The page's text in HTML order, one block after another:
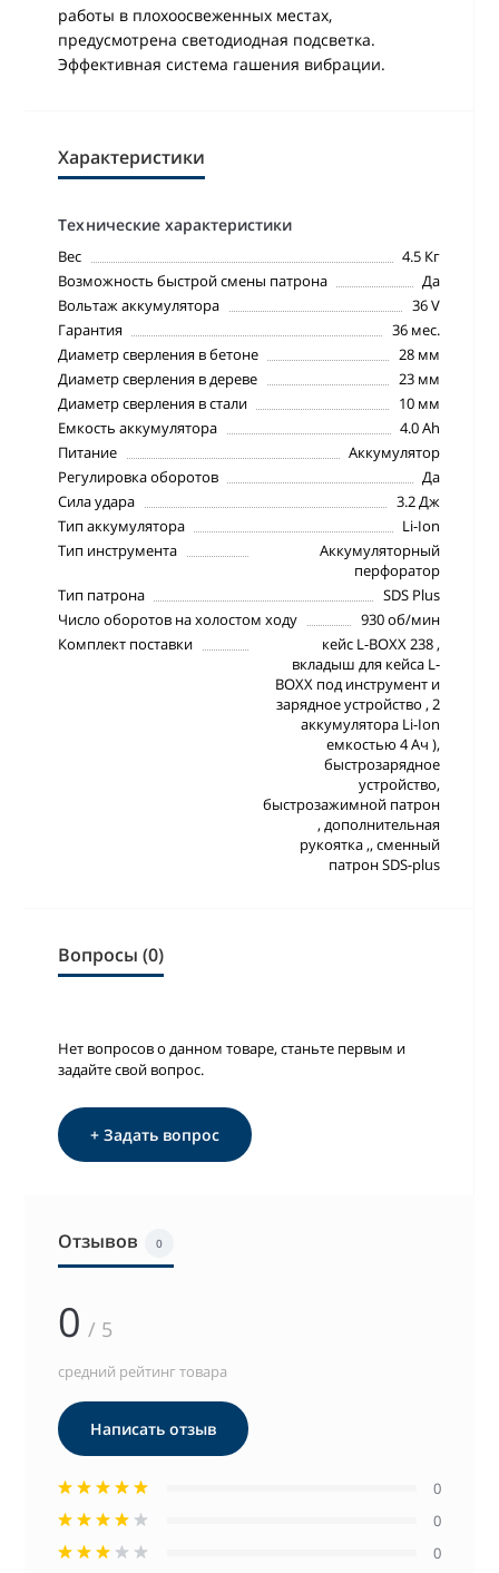
работы в плохоосвеженных местах,
предусмотрена светодиодная подсветка.
Эффективная система гашения вибрации.
Характеристики
Технические характеристики
Вес
4.5 Кг
Возможность быстрой смены патрона
Да
Вольтаж аккумулятора
36 V
Гарантия
36 мес.
Диаметр сверления в бетоне
28 мм
Диаметр сверления в дереве
23 мм
Диаметр сверления в стали
10 мм
Емкость аккумулятора
4.0 Ah
Питание
Аккумулятор
Регулировка оборотов
Да
Сила удара
3.2 Дж
Тип аккумулятора
Li-Ion
Тип инструмента
Аккумуляторный
перфоратор
Тип патрона
SDS Plus
Число оборотов на холостом ходу
930 об/мин
Комплект поставки
кейс L-BOXX 238 ,
вкладыш для кейса L-
BOXX под инструмент и
зарядное устройство , 2
аккумулятора Li-Ion
емкостью 4 Ач ),
быстрозарядное
устройство,
быстрозажимной патрон
, дополнительная
рукоятка ,, сменный
патрон SDS-plus
Вопросы (0)
Нет вопросов о данном товаре, станьте первым и
задайте свой вопрос.
+ Задать вопрос
Отзывов 0
0 / 5
средний рейтинг товара
Написать отзыв
0
0
0